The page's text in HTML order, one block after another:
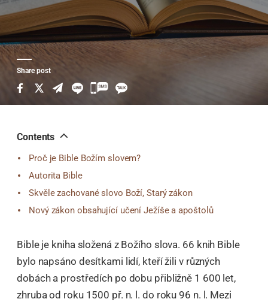
Share post
카
Contents
Proč je Bible Božím slovem?
Autorita Bible
Skvěle zachované slovo Boží, Starý zákon
Nový zákon obsahující učení Ježíše a apoštolů
Bible je kniha složená z Božího slova. 66 knih Bible
bylo napsáno desítkami lidí, kteří žili v různých
dobách a prostředích po dobu přibližně 1 600 let,
zhruba od roku 1500 př. n. l. do roku 96 n. l. Mezi